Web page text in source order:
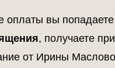
оплаты вы
, получаете
от Ирины